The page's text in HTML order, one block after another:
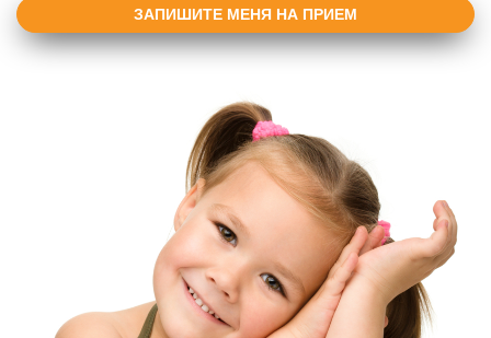
ЗАПИШИТЕ МЕНЯ НА ПРИЕМ